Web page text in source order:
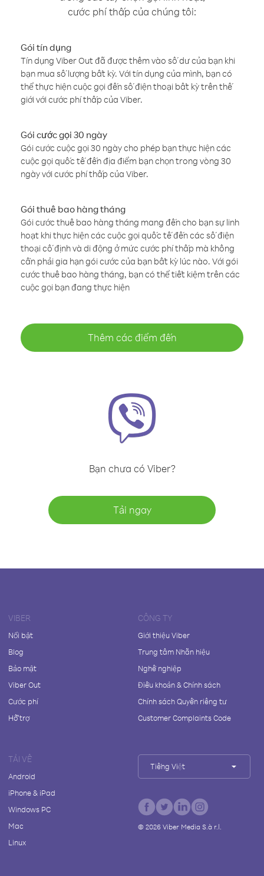
cước phí thấp của chúng tôi:
Gói tín dụng
Tín dụng Viber Out đã được thêm vào số dư của bạn khi
bạn mua số lượng bất kỳ. Với tín dụng của mình, bạn có
thể thực hiện cuộc gọi đến số điện thoại bất kỳ trên thế
giới với cước phí thấp của Viber.
Gói cước gọi 30 ngày
Gói cước cuộc gọi 30 ngày cho phép bạn thực hiện các
cuộc gọi quốc tế đến địa điểm bạn chọn trong vòng 30
ngày với cước phí thấp của Viber.
Gói thuê bao hàng tháng
Gói cước thuê bao hàng tháng mang đến cho bạn sự linh
hoạt khi thực hiện các cuộc gọi quốc tế đến các số điện
thoại cố định và di động ở mức cước phí thấp mà không
cần phải gia hạn gói cước của bạn bất kỳ lúc nào. Với gói
cước thuê bao hàng tháng, bạn có thể tiết kiệm trên các
cuộc gọi bạn đang thực hiện
Thêm các điểm đến
Bạn chưa có Viber?
Tải ngay
VIBER
Nổi bật
Blog
Bảo mật
Viber Out
Cước phí
Hỗ trợ
CÔNG TY
Giới thiệu Viber
Trung tâm Nhãn hiệu
Nghề nghiệp
Điều khoản & Chính sách
Chính sách Quyền riêng tư
Customer Complaints Code
TẢI VỀ
Android
iPhone & iPad
Windows PC
Mac
Linux
Tiếng Việt
© 2026Viber Media S.à r.l.